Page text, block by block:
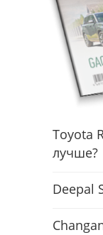
Toyota
лучше?
Deepal